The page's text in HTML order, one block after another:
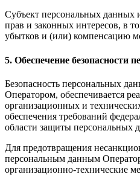
Субъект персональных данных
прав и законных интересов, в
убытков и (или) компенсацию
5. Обеспечение безопасности
Безопасность персональных
Оператором, обеспечивается
организационных и
обеспечения требований
области защиты персональных
Для предотвращения
персональным данным
организационно-технические